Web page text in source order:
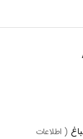
( اطلاعات